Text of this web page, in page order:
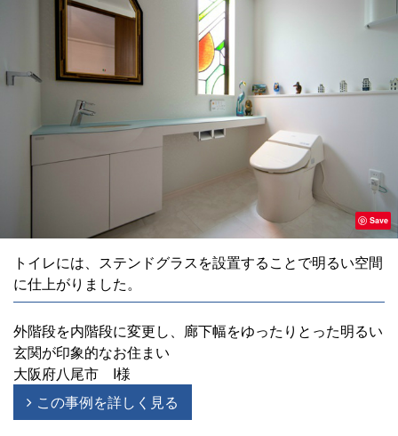
Save
トイレには、ステンドグラスを設置することで明るい空間
に仕上がりました。
外階段を内階段に変更し、廊下幅をゆったりとった明るい
玄関が印象的なお住まい
大阪府八尾市 I様
この事例を詳しく見る